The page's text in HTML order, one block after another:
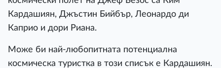
Кардашиян, Джъстин Бийбър, Леонардо ди
Каприо и дори Риана.
Може би най-любопитната потенциална
космическа туристка в този списък е Кардашиян.